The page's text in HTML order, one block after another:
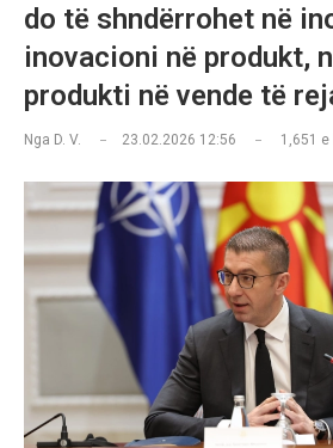
do të shndërrohet në
inovacioni në produkt,
produkti në vende të
Nga D. V. 23.02.2026 12:56 1,651 e